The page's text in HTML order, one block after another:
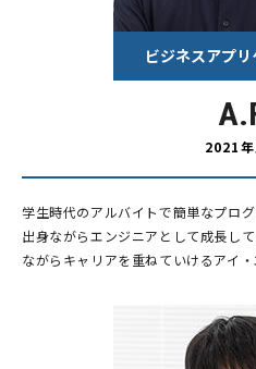
ビジネスアプ
2021
学生時代のアルバイトで簡単なプロ
出身ながらエンジニアとして成長し
ながらキャリアを重ねていけるアイ・